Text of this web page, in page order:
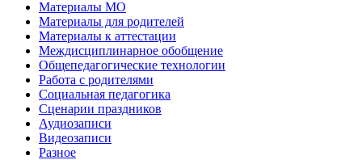
Материалы МО
Материалы для родителей
Материалы к аттестации
Междисциплинарное обобщение
Общепедагогические технологии
Работа с родителями
Социальная педагогика
Сценарии праздников
Аудиозаписи
Видеозаписи
Разное